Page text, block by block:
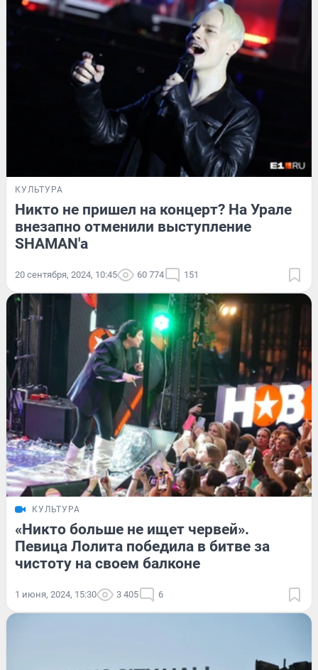
КУЛЬТУРА
Никто не пришел на концерт? На Урале
внезапно отменили выступление
SHAMAN'а
20 сентября, 2024, 10:45 60 774 151
КУЛЬТУРА
«Никто больше не ищет червей».
Певица Лолита победила в битве за
чистоту на своем балконе
1 июня, 2024, 15:30 3 405 6